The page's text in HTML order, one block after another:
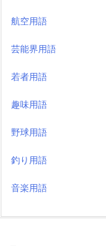
航空用語
芸能界用語
若者用語
趣味用語
野球用語
釣り用語
音楽用語